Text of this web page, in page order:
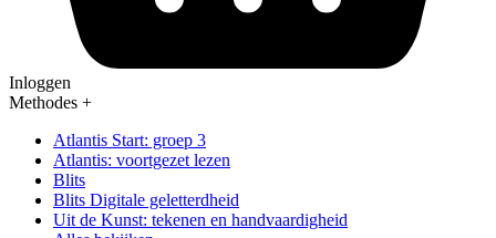
Inloggen
Methodes +
Atlantis Start: groep 3
Atlantis: voortgezet lezen
Blits
Blits Digitale geletterdheid
Uit de Kunst: tekenen en handvaardigheid